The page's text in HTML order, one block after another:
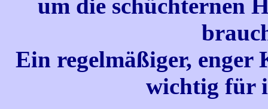
um die schüchternen
Ein regelmäßiger, enger
wichtig für